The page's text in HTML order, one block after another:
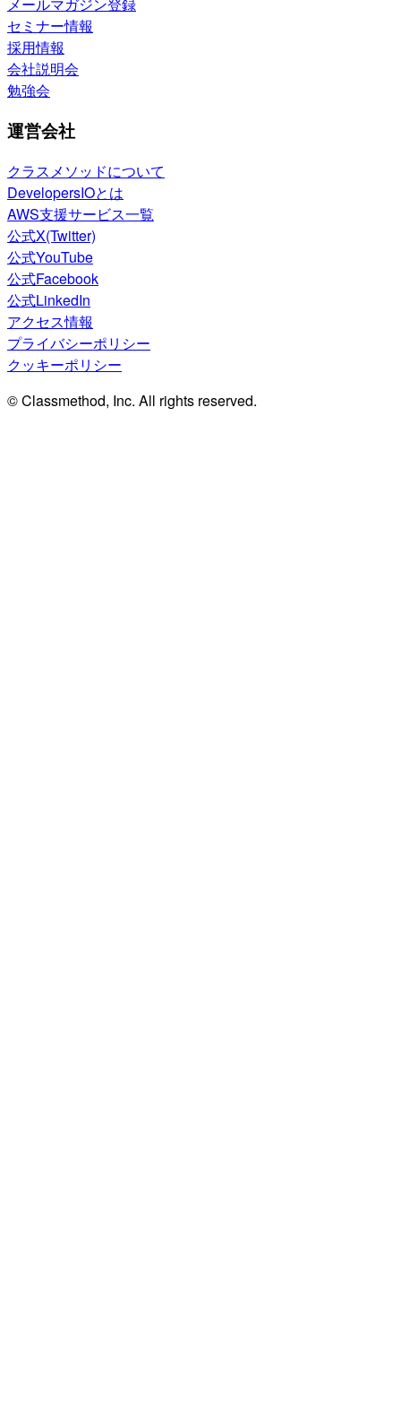
メールマガジン登録
セミナー情報
採用情報
会社説明会
勉強会
運営会社
クラスメソッドについて
DevelopersIOとは
AWS支援サービス一覧
公式X(Twitter)
公式YouTube
公式Facebook
公式LinkedIn
アクセス情報
プライバシーポリシー
クッキーポリシー
© Classmethod, Inc. All rights reserved.